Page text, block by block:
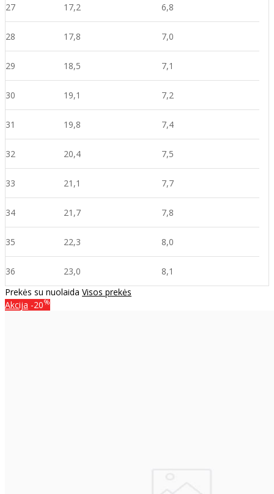
27 17,2 6,8
28 17,8 7,0
29 18,5 7,1
30 19,1 7,2
31 19,8 7,4
32 20,4 7,5
33 21,1 7,7
34 21,7 7,8
35 22,3 8,0
36 23,0
8,1
Prekės su nuolaida Visos prekės
Akcija -20%